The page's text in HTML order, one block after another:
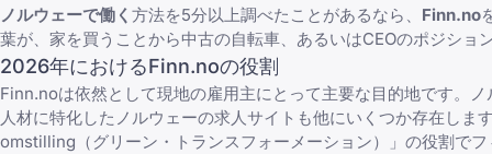
ノルウェーで働く 方法を5分以上調べたことがあるなら、 Finn.no
葉が、家を買うことから中古の自転車、あるいはCEOのポジシ
2026年におけるFinn.noの役割
Finn.noは依然として現地の雇用主にとって主要な目的地です。
人材に特化した ノルウェーの求人サイト も他にいくつか存在しま
omstilling（グリーン・トランスフォーメーション）」の役割で